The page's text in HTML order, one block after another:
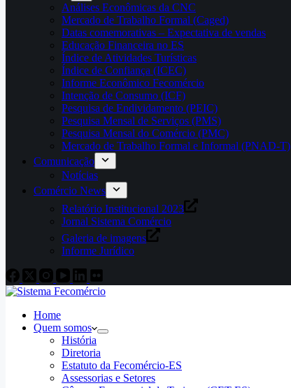
Análises Econômicas da CNC
Mercado de Trabalho Formal (Caged)
Datas comemorativas – Expectativa de vendas
Educação Financeira no ES
Índice de Atividades Turísticas
Índice de Confiança (ICEC)
Informe Econômico Fecomércio
Intenção de Consumo (ICF)
Pesquisa de Endividamento (PEIC)
Pesquisa Mensal de Serviços (PMS)
Pesquisa Mensal do Comércio (PMC)
Mercado de Trabalho Formal e Informal (PNAD-T)
Comunicação
Notícias
Comércio News
Relatório Institucional 2023
Jornal Sistema Comércio
Galeria de imagens
Informe Jurídico
Home
Quem somos
História
Diretoria
Estatuto da Fecomércio-ES
Assessorias e Setores